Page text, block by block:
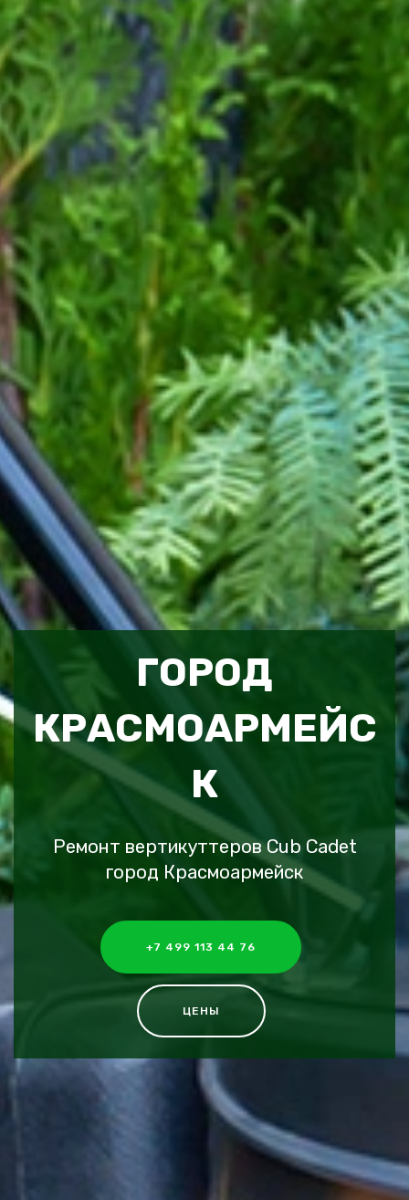
ГОРОД
КРАСМОАРМЕЙС
К
Ремонт вертикуттеров Cub Cadet
город Красмоармейск
+7 499 113 44 76
ЦЕНЫ